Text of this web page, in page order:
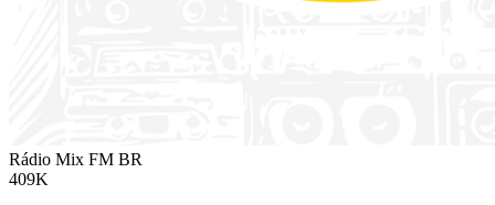
Rádio Mix FM BR
409K